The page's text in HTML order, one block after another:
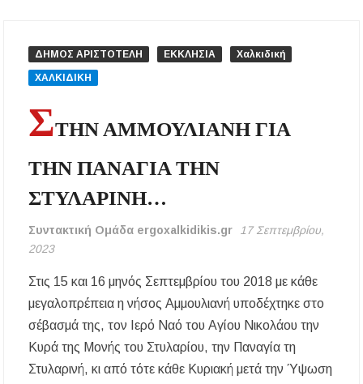
Σφραγίστηκαν πέντε επιχειρήσεις στην
Κασσάνδρα
παραλία της Νέας Ποτίδαιας
για παραλίες – Σφραγίσεις και πρόστιμα μετά
Εγκρίθηκε η λειτουργία τμήματος της Σ.Α.Ε.Κ.
Μουδανιών στον Πολύγυρο– Δικαίωση της
διεκδίκησης του Δήμου Πολυγύρου
Η ΕΥΑΘ επεκτείνεται στη Χαλκιδική – Τι
αλλάζει με τον νέο νόμο για ύδρευση και
αποχέτευση
Χαλκιδική: Νεκρός 69χρονος λουόμενος στην
παραλία Σίβηρης
ΔΗΜΟΣ ΑΡΙΣΤΟΤΕΛΗ ΕΚΚΛΗΣΙΑ Χαλκιδική
ΧΑΛΚΙΔΙΚΗ
ΣΤΗΝ ΑΜΜΟΥΛΙΑΝΗ ΓΙΑ
ΤΗΝ ΠΑΝΑΓΙΑ ΤΗΝ
ΣΤΥΛΑΡΙΝΗ…
Συντακτική Ομάδα ergoxalkidikis.gr
17 Σεπτεμβρίου,
2023
Στις 15 και 16 μηνός Σεπτεμβρίου του 2018 με κάθε
μεγαλοπρέπεια η νήσος Αμμουλιανή υποδέχτηκε στο
σέβασμά της, τον Ιερό Ναό του Αγίου Νικολάου την
Κυρά της Μονής του Στυλαρίου, την Παναγία τη
Στυλαρινή, κι από τότε κάθε Κυριακή μετά την Ύψωση